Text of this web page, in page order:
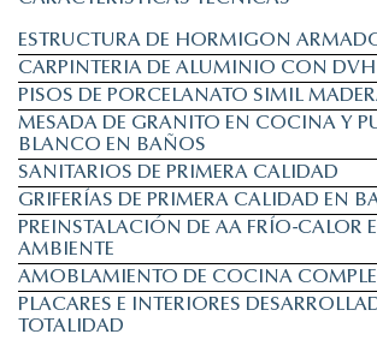
ESTRUCTURA DE HORMIGON
CARPINTERIA DE ALUMINIO CON DVH
PISOS DE PORCELANATO SIMIL
MESADA DE GRANITO EN COCINA Y
BLANCO EN BAÑOS
SANITARIOS DE PRIMERA CALIDAD
GRIFERÍAS DE PRIMERA CALIDAD EN
PREINSTALACIÓN DE AA FRÍO-CALOR
AMBIENTE
AMOBLAMIENTO DE COCINA
PLACARES E INTERIORES
TOTALIDAD